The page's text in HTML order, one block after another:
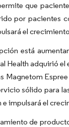
que
por pacientes
el
está
Health adquirió el
Magnetom
sólido para
impulsará el
de